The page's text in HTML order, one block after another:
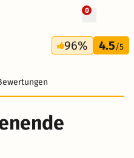
0
3 Tage
149 €
96% 4.5/5